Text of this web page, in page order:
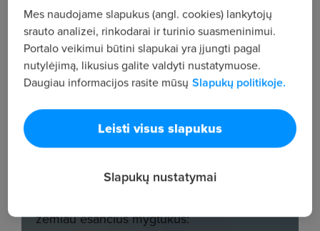
Mes naudojame slapukus (angl. cookies) lankytojų
srauto analizei, rinkodarai ir turinio suasmeninimui.
Portalo veikimui būtini slapukai yra įjungti pagal
nutylėjimą, likusius galite valdyti nustatymuose.
Daugiau informacijos rasite mūsų Slapukų politikoje.
Leisti visus slapukus
Slapukų nustatymai